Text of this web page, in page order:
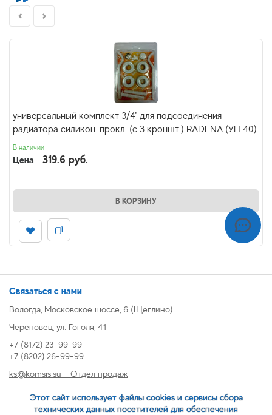
универсальный комплект 3/4" для подсоединения
радиатора силикон. прокл. (с 3 кроншт.) RADENA (УП 40)
В наличии
Цена 319.6 руб.
В КОРЗИНУ
Связаться с нами
Вологда, Московское шоссе, 6 (Щеглино)
Череповец, ул. Гоголя, 41
+7 (8172) 23-99-99
+7 (8202) 26-99-99
ks@komsis.su - Отдел продаж
oz@komsis.su - Отдел закупок
Этот сайт использует файлы cookies и сервисы сбора
технических данных посетителей для обеспечения